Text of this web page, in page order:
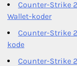
Counter-Strike
Wallet-koder
Counter-Strike
kode
Counter-Strike